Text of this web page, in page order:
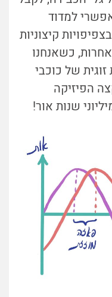
למדוד
קיצוניות
כשאנחנו
של כוכבי
הפיזיקה
שנות אור!